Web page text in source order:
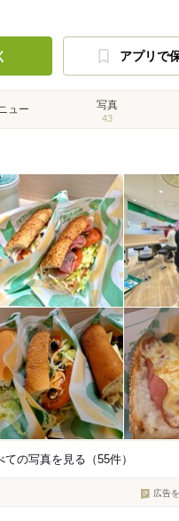
アプリで
ュー 写真
43
ての写真を見る（55件）
広告